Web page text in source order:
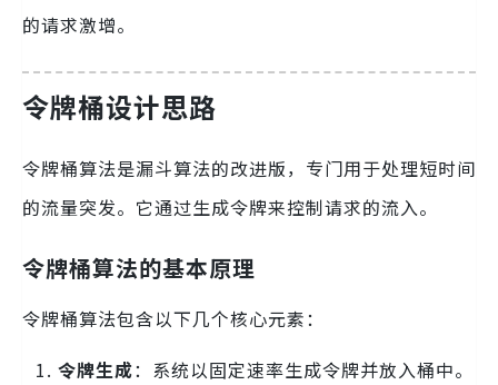
的请求激增。
令牌桶设计思路
令牌桶算法是漏斗算法的改进版，专门用于处理短时间
的流量突发。它通过生成令牌来控制请求的流入。
令牌桶算法的基本原理
令牌桶算法包含以下几个核心元素：
令牌生成：系统以固定速率生成令牌并放入桶中。